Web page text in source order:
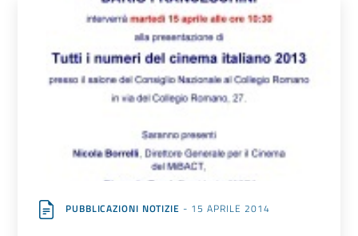
PUBBLICAZIONI NOTIZIE - 15 APRILE 2014